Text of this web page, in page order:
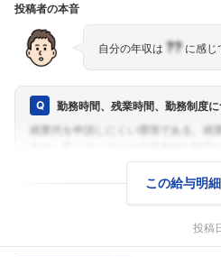
投稿者の本音
自分の年収は ??に感じ
勤務時間、残業時間、勤務制度
この給与明
投稿